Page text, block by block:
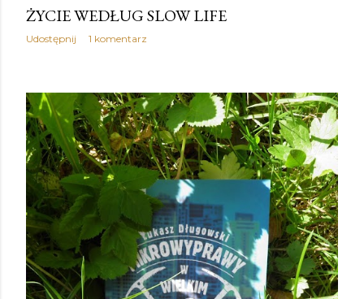
ŻYCIE WEDŁUG SLOW LIFE
Udostępnij 1 komentarz